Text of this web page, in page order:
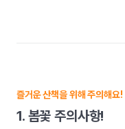
즐거운 산책을 위해 주의해요!
1. 봄꽃 주의사항!